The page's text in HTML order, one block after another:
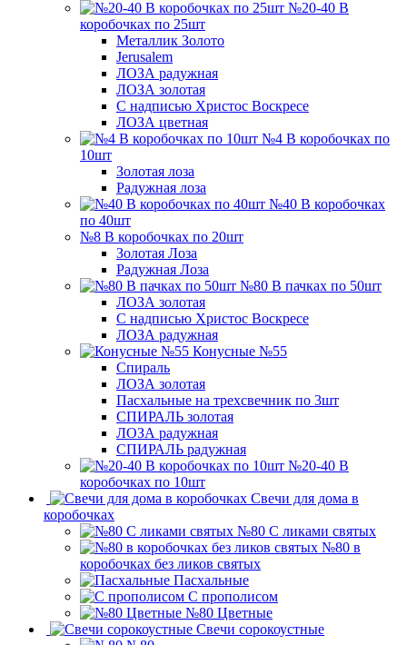
№20-40 В
коробочках по 25шт
Металлик Золото
Jerusalem
ЛОЗА радужная
ЛОЗА золотая
С надписью Христос Воскресе
ЛОЗА цветная
№4 В коробочках по
10шт
Золотая лоза
Радужная лоза
№40 В коробочках
по 40шт
№8 В коробочках по 20шт
Золотая Лоза
Радужная Лоза
№80 В пачках по 50шт
ЛОЗА золотая
С надписью Христос Воскресе
ЛОЗА радужная
Конусные №55
Спираль
ЛОЗА золотая
Пасхальные на трехсвечник по 3шт
СПИРАЛЬ золотая
ЛОЗА радужная
СПИРАЛЬ радужная
№20-40 В
коробочках по 10шт
Свечи для дома в
коробочках
№80 С ликами святых
№80 в
коробочках без ликов святых
Пасхальные
С прополисом
№80 Цветные
Свечи сорокоустные